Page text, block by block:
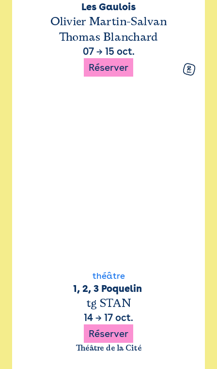
Les Gaulois
Olivier Martin-Salvan
Thomas Blanchard
07→ 15 oct.
Réserver
théâtre
1, 2, 3 Poquelin
tg STAN
14 → 17 oct.
Réserver
Théâtre de la Cité